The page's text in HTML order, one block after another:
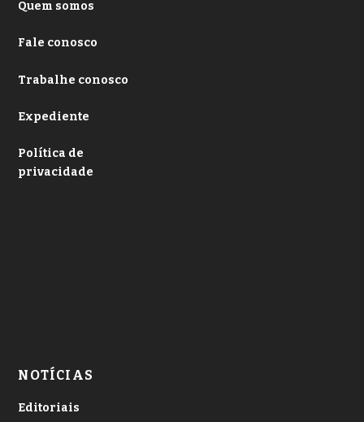
Quem somos
Fale conosco
Trabalhe conosco
Expediente
Política de
privacidade
NOTÍCIAS
Editoriais